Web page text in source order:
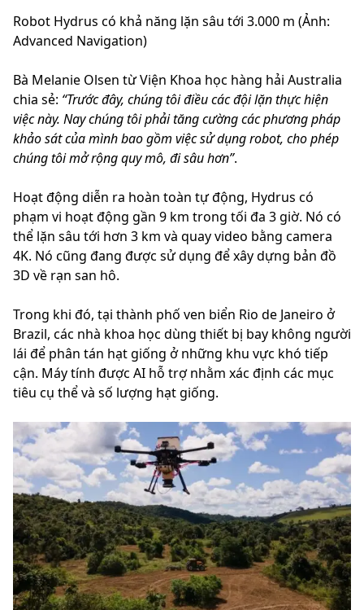
Robot Hydrus có khả năng lặn sâu tới 3.000 m (Ảnh:
Advanced Navigation)
Bà Melanie Olsen từ Viện Khoa học hàng hải Australia
chia sẻ: “Trước đây, chúng tôi điều các đội lặn thực hiện
việc này. Nay chúng tôi phải tăng cường các phương pháp
khảo sát của mình bao gồm việc sử dụng robot, cho phép
chúng tôi mở rộng quy mô, đi sâu hơn”.
Hoạt động diễn ra hoàn toàn tự động, Hydrus có
phạm vi hoạt động gần 9 km trong tối đa 3 giờ. Nó có
thể lặn sâu tới hơn 3 km và quay video bằng camera
4K. Nó cũng đang được sử dụng để xây dựng bản đồ
3D về rạn san hô.
Trong khi đó, tại thành phố ven biển Rio de Janeiro ở
Brazil, các nhà khoa học dùng thiết bị bay không người
lái để phân tán hạt giống ở những khu vực khó tiếp
cận. Máy tính được AI hỗ trợ nhằm xác định các mục
tiêu cụ thể và số lượng hạt giống.